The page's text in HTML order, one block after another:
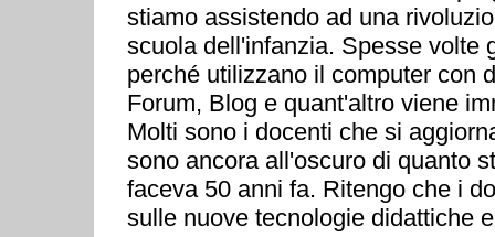
stiamo assistendo ad una
scuola dell'infanzia. Spesse volte
perché utilizzano il computer con
Forum, Blog e quant'altro viene
Molti sono i docenti che si
sono ancora all'oscuro di quanto
faceva 50 anni fa. Ritengo che i
sulle nuove tecnologie didattiche